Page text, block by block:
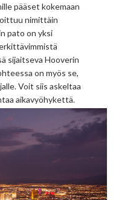
pääset kokemaan
nimittäin
pato on yksi
sijaitseva Hooverin
on myös se,
Voit siis askeltaa
aikavyöhykettä.